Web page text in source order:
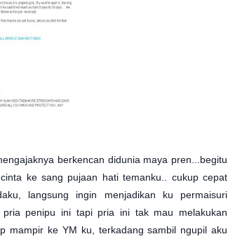
berkencan didunia maya pren...begitu
ke sang pujaan hati temanku.. cukup cepat
langsung ingin menjadikan ku permaisuri
pria penipu ini tapi pria ini tak mau melakukan
mampir ke YM ku, terkadang sambil ngupil aku